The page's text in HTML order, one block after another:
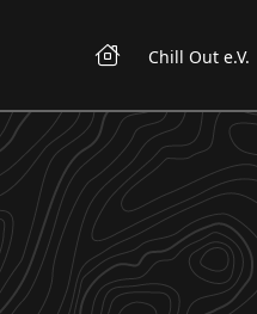
Chill Out e.V.